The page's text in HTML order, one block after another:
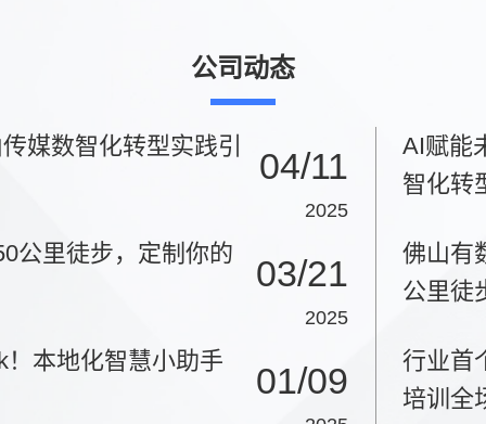
公司动态
媒数智化转型实践引 04/11
2025
AI赋能
智化转
公里徒步，定制你的 03/21
2025
佛山有
公里徒
本地化智慧小助手 01/09
行业首
培训全